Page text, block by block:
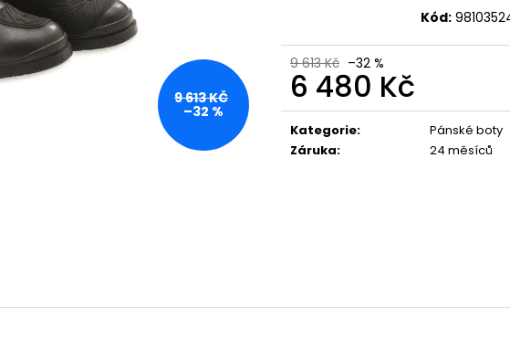
Kód:
9 613 Kč –32 %
6 480 Kč
Měrná
cena:
Kategorie:
Pánské boty
Záruka: 24 měsíců
9 613 KČ
–32 %
1 044 Kč
1 029 Kč